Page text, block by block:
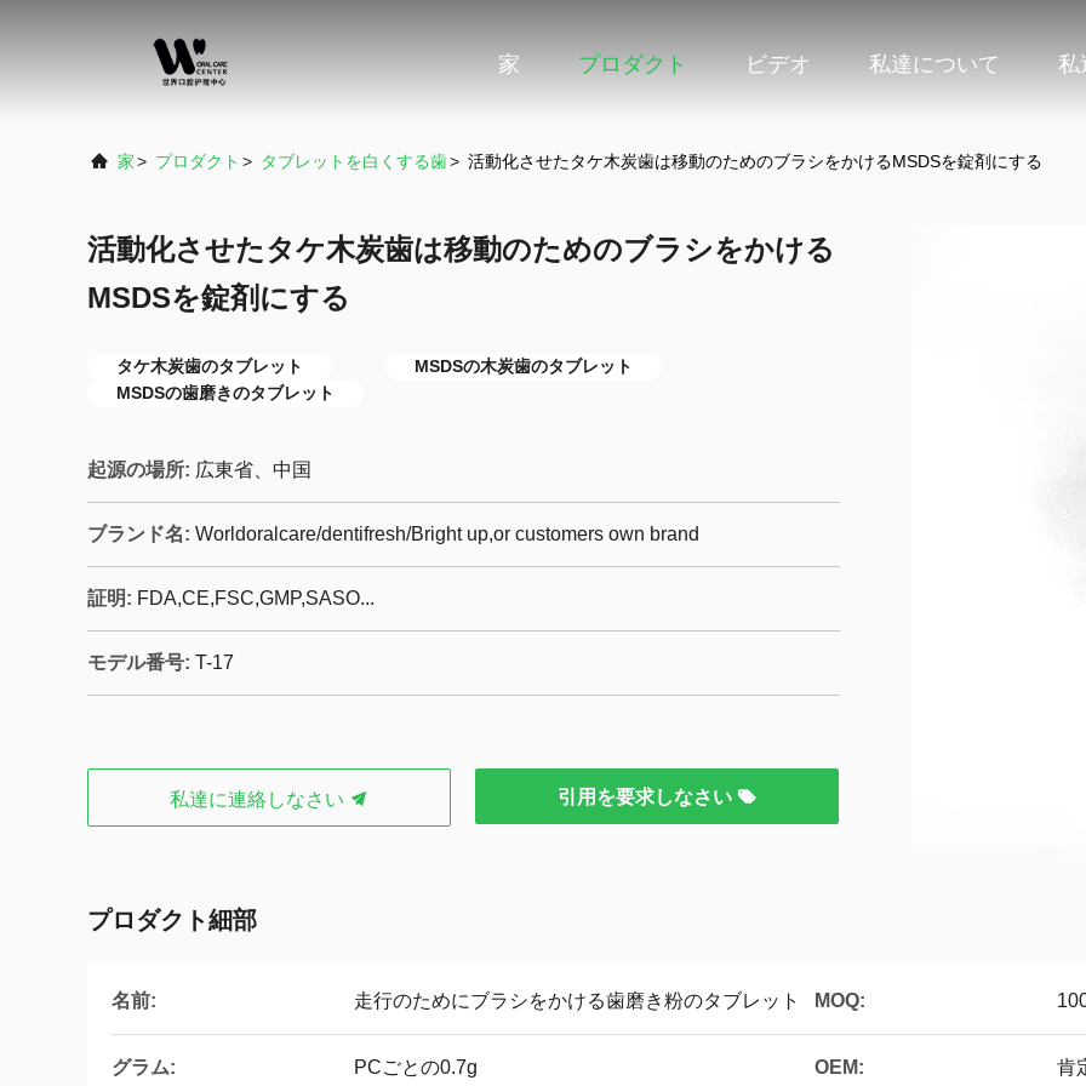
家 プロダクト ビデオ 私達について 私
家> プロダクト > タブレットを白くする歯> 活動化させたタケ木炭歯は移動のためのブラシをかけるMSDSを錠剤にする
活動化させたタケ木炭歯は移動のためのブラシをかける
MSDSを錠剤にする
タケ木炭歯のタブレット
MSDSの木炭歯のタブレット
MSDSの歯磨きのタブレット
起源の場所: 広東省、中国
ブランド名: Worldoralcare/dentifresh/Bright up,or customers own brand
証明: FDA,CE,FSC,GMP,SASO...
モデル番号: T-17
私達に連絡しなさい 引用を要求しなさい
プロダクト細部
名前: 走行のためにブラシをかける歯磨き粉のタブレット MOQ:
グラム: PCごとの0.7g OEM: 肯